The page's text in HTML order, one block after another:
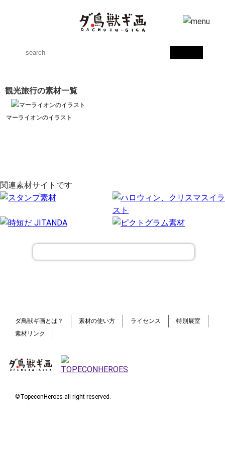
観光旅行の素材一覧
マーライオンのイラスト
関連素材サイトです
ダ鳥獣ギ画とは？ 素材の使い方 ライセンス
特別展室
素材リンク
©TopeconHeroes all right reserved.